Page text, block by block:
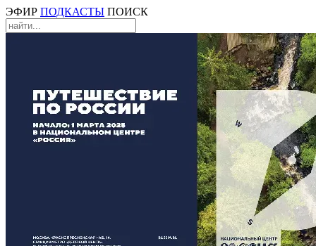
ЭФИР ПОДКАСТЫ ПОИСК